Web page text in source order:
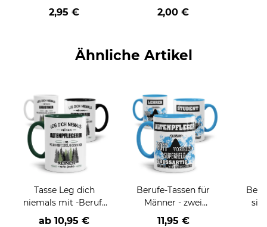
geschenkt
2,95 € 2,00 €
Ähnliche Artikel
Tasse Leg dich
niemals mit -Beruf-
an
ab 10,95 €
Berufe-Tassen für
Männer - zwei
Farbvarianten
11,95 €